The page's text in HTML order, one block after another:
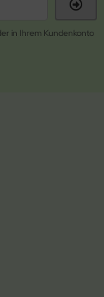
in Ihrem Kundenkonto